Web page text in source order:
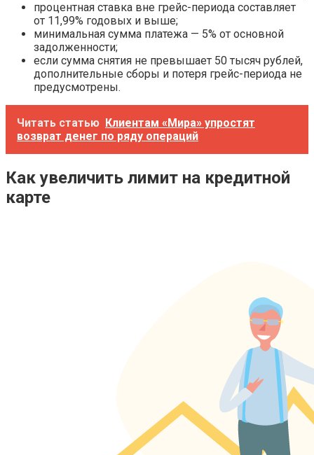
процентная ставка вне грейс-периода составляет
от 11,99% годовых и выше;
минимальная сумма платежа — 5% от основной
задолженности;
если сумма снятия не превышает 50 тысяч рублей,
дополнительные сборы и потеря грейс-периода не
предусмотрены.
Читать статью Клиентам «Мира» упростят
возврат денег по ряду операций
Как увеличить лимит на кредитной
карте